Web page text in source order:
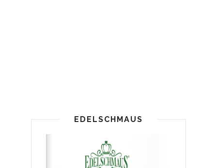
EDELSCHMAUS